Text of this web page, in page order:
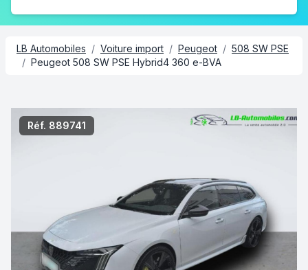
LB Automobiles / Voiture import / Peugeot / 508 SW PSE
/ Peugeot 508 SW PSE Hybrid4 360 e-BVA
Réf. 889741